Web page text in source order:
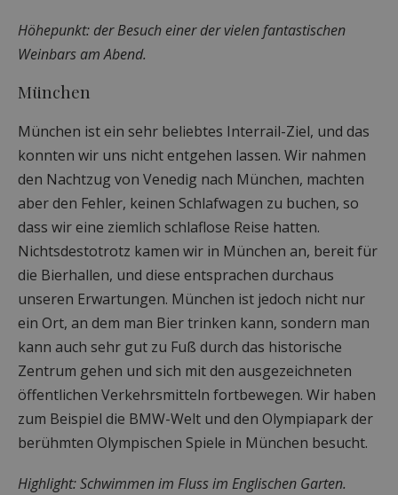
Höhepunkt: der Besuch einer der vielen fantastischen
Weinbars am Abend.
München
München ist ein sehr beliebtes Interrail-Ziel, und das
konnten wir uns nicht entgehen lassen. Wir nahmen
den Nachtzug von Venedig nach München, machten
aber den Fehler, keinen Schlafwagen zu buchen, so
dass wir eine ziemlich schlaflose Reise hatten.
Nichtsdestotrotz kamen wir in München an, bereit für
die Bierhallen, und diese entsprachen durchaus
unseren Erwartungen. München ist jedoch nicht nur
ein Ort, an dem man Bier trinken kann, sondern man
kann auch sehr gut zu Fuß durch das historische
Zentrum gehen und sich mit den ausgezeichneten
öffentlichen Verkehrsmitteln fortbewegen. Wir haben
zum Beispiel die BMW-Welt und den Olympiapark der
berühmten Olympischen Spiele in München besucht.
Highlight: Schwimmen im Fluss im Englischen Garten.